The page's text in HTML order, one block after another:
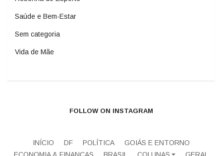
Saúde e Bem-Estar
Sem categoria
Vida de Mãe
FOLLOW ON INSTAGRAM
INÍCIO DF POLÍTICA
GOIÁS E ENTORNO